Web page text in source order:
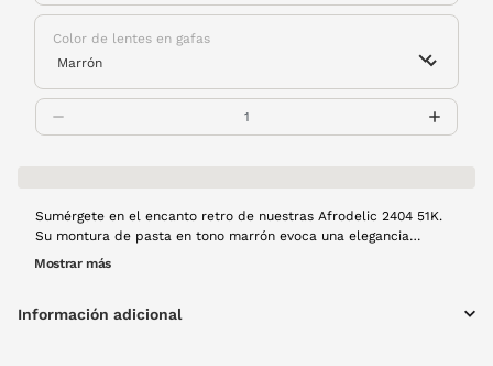
Color de lentes en gafas
Sumérgete en el encanto retro de nuestras Afrodelic 2404 51K.
Su montura de pasta en tono marrón evoca una elegancia
vintage, mientras que sus lentes polarizadas no solo ofrecen un
Mostrar más
Información adicional